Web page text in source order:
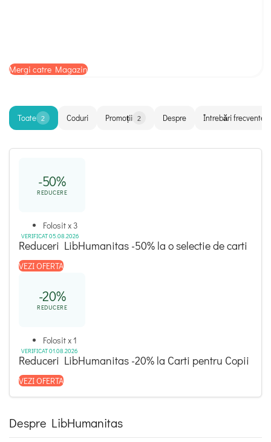
Mergi catre Magazin
Toate 2 Coduri Promoții 2 Despre Întrebări frecvente
-50%
REDUCERE
VERIFICAT 05.08.2026
Folosit x 3
Reduceri LibHumanitas -50% la o selectie de carti
VEZI OFERTA
-20%
REDUCERE
VERIFICAT 01.08.2026
Folosit x 1
Reduceri LibHumanitas -20% la Carti pentru Copii
VEZI OFERTA
Despre LibHumanitas